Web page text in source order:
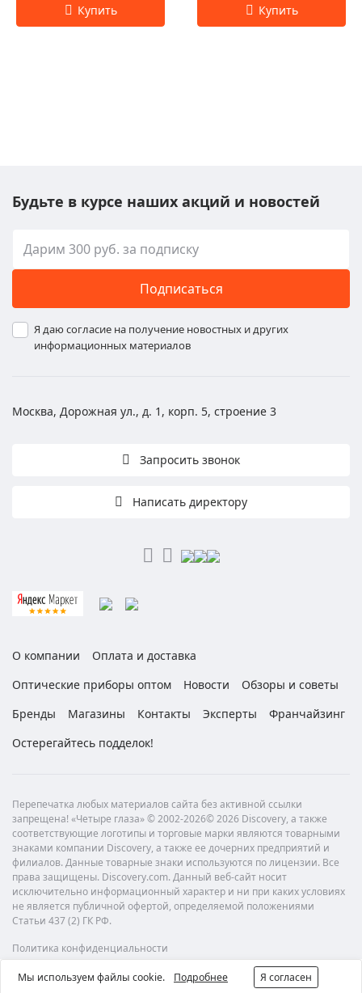
Будьте в курсе наших акций и новостей
Подписаться
Я даю согласие на получение новостных и других
информационных материалов
Москва, Дорожная ул., д. 1, корп. 5, строение 3
Запросить звонок
Написать директору
О компании
Оплата и доставка
Оптические приборы оптом
Новости
Обзоры и советы
Бренды
Магазины Контакты Эксперты
Франчайзинг
Остерегайтесь подделок!
Перепечатка любых материалов сайта без активной ссылки
запрещена! «Четыре глаза» © 2002-2026© 2026 Discovery, а также
соответствующие логотипы и торговые марки являются товарными
знаками компании Discovery, а также ее дочерних предприятий и
филиалов. Данные товарные знаки используются по лицензии. Все
права защищены. Discovery.com. Данный веб-сайт носит
исключительно информационный характер и ни при каких условиях
не является публичной офертой, определяемой положениями
Статьи 437 (2) ГК РФ.
Политика конфиденциальности
Мы используем файлы cookie. Подробнее Я согласен